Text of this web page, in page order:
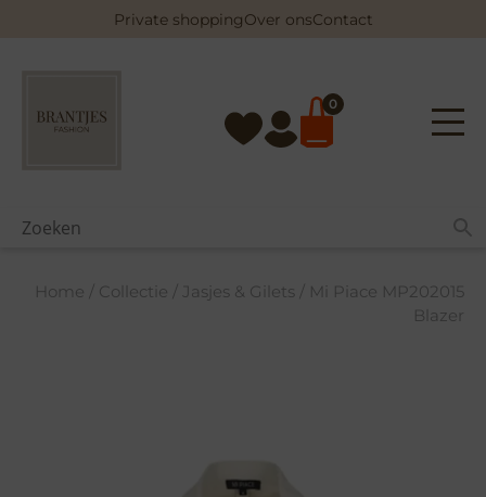
Private shoppingOver onsContact
0
Home / Collectie / Jasjes & Gilets / Mi Piace MP202015
Blazer